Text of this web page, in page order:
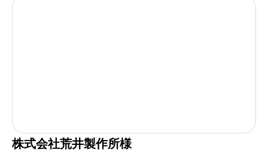
株式会社荒井製作所様